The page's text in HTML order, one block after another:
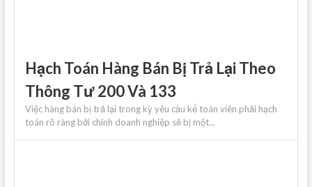
Hạch Toán Hàng Bán Bị Trả Lại Theo
Thông Tư 200 Và 133
Việc hàng bán bị trả lại trong kỳ yêu cầu kế toán viên phải hạch
toán rõ ràng bởi chính doanh nghiệp sẽ bị một...